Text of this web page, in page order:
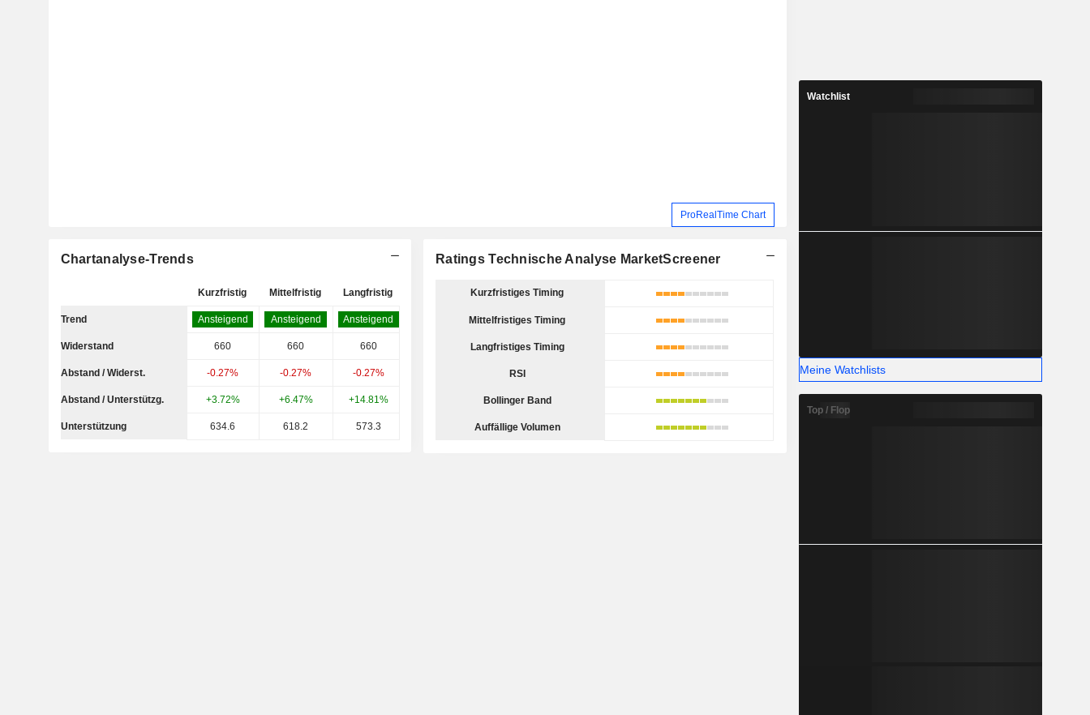
ProRealTime Chart
Chartanalyse-Trends
Kurzfristig Mittelfristig Langfristig
Trend Ansteigend Ansteigend Ansteigend
Widerstand 660 660 660
Abstand / Widerst. -0.27% -0.27% -0.27%
Abstand / Unterstützg. +3.72% +6.47% +14.81%
Unterstützung 634.6 618.2 573.3
Ratings Technische Analyse MarketScreener
Kurzfristiges Timing
Mittelfristiges Timing
Langfristiges Timing
RSI
Bollinger Band
Auffällige Volumen
Watchlist
Meine Watchlists
Top / Flop